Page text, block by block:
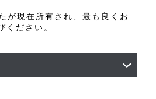
が現在所有され、最も良くお
ください。